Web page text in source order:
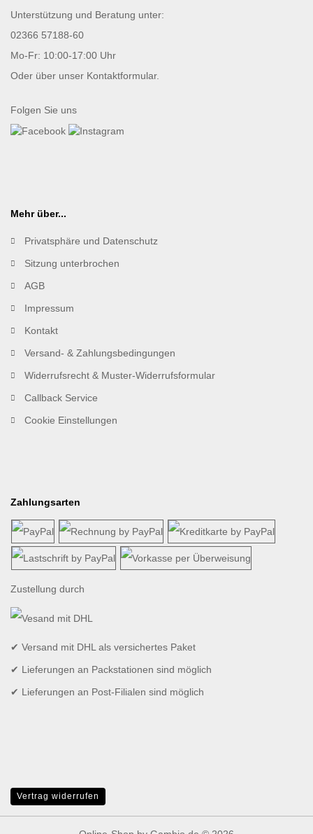
Unterstützung und Beratung unter:
02366 57188-60
Mo-Fr: 10:00-17:00 Uhr
Oder über unser Kontaktformular.
Folgen Sie uns
Mehr über...
Privatsphäre und Datenschutz
Sitzung unterbrochen
AGB
Impressum
Kontakt
Versand- & Zahlungsbedingungen
Widerrufsrecht & Muster-Widerrufsformular
Callback Service
Cookie Einstellungen
Zahlungsarten
Zustellung durch
✔ Versand mit DHL als versichertes Paket
✔ Lieferungen an Packstationen sind möglich
✔ Lieferungen an Post-Filialen sind möglich
Vertrag widerrufen